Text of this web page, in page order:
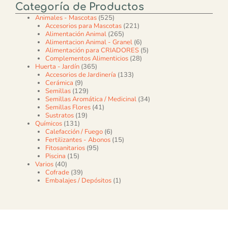
Categoría de Productos
Animales - Mascotas 525525 productos
Accesorios para Mascotas 221221 productos
Alimentación Animal 265265 productos
Alimentacion Animal - Granel 66 productos
Alimentación para CRIADORES 55 productos
Complementos Alimenticios 2828 productos
Huerta - Jardín 365365 productos
Accesorios de Jardinería 133133 productos
Cerámica 99 productos
Semillas 129129 productos
Semillas Aromática / Medicinal 3434 productos
Semillas Flores 4141 productos
Sustratos 1919 productos
Químicos 131131 productos
Calefacción / Fuego 66 productos
Fertilizantes - Abonos 1515 productos
Fitosanitarios 9595 productos
Piscina 1515 productos
Varios 4040 productos
Cofrade 3939 productos
Embalajes / Depósitos 11 producto